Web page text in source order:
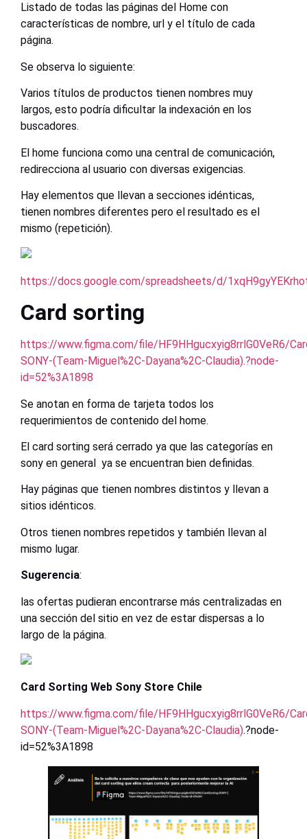
Listado de todas las páginas del Home con
características de nombre, url y el título de cada
página.
Se observa lo siguiente:
Varios títulos de productos tienen nombres muy
largos, esto podría dificultar la indexación en los
buscadores.
El home funciona como una central de comunicación,
redirecciona al usuario con diversas exigencias.
Hay elementos que llevan a secciones idénticas,
tienen nombres diferentes pero el resultado es el
mismo (repetición).
https://docs.google.com/spreadsheets/d/
Card sorting
https://www.figma.com/file/HF9HHgucxyig8rrlG0VeR6/
SONY-(Team-Miguel%2C-Dayana%2C-Claudia).?node-
id=52%3A1898
Se anotan en forma de tarjeta todos los
requerimientos de contenido del home.
El card sorting será cerrado ya que las categorías en
sony en general ya se encuentran bien definidas.
Hay páginas que tienen nombres distintos y llevan a
sitios idénticos.
Otros tienen nombres repetidos y también llevan al
mismo lugar.
Sugerencia:
las ofertas pudieran encontrarse más centralizadas en
una sección del sitio en vez de estar dispersas a lo
largo de la página.
Card Sorting Web Sony Store Chile
https://www.figma.com/file/HF9HHgucxyig8rrlG0VeR6/
SONY-(Team-Miguel%2C-Dayana%2C-Claudia).?node-
id=52%3A1898